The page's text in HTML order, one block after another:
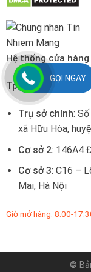
Hệ thống cửa hàng
Tp. Hà Nội:
Trụ sở chính:
xã Hữu Hòa,
Cơ sở 2: 146A4
Cơ sở 3: C16 –
Mai, Hà Nội
Giờ mở hàng: 8:00-
©
GỌI NGAY